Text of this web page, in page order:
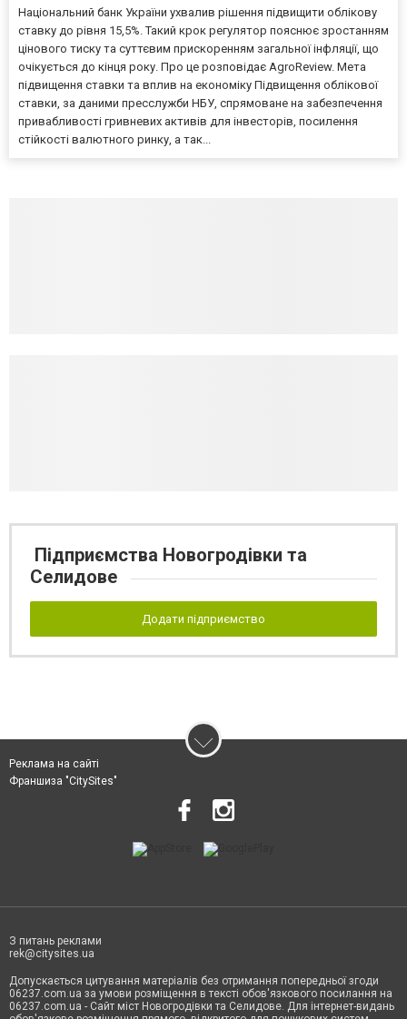
Національний банк України ухвалив рішення підвищити облікову
ставку до рівня 15,5%. Такий крок регулятор пояснює зростанням
цінового тиску та суттєвим прискоренням загальної інфляції, що
очікується до кінця року. Про це розповідає AgroReview. Мета
підвищення ставки та вплив на економіку Підвищення облікової
ставки, за даними пресслужби НБУ, спрямоване на забезпечення
привабливості гривневих активів для інвесторів, посилення
стійкості валютного ринку, а так...
Підприємства Новогродівки та
Селидове
Додати підприємство
Реклама на сайті
Франшиза "CitySites"
З питань реклами
rek@citysites.ua
Допускається цитування матеріалів без отримання попередньої згоди
06237.com.ua за умови розміщення в тексті обов'язкового посилання на
06237.com.ua - Сайт міст Новогродівки та Селидове. Для інтернет-видань